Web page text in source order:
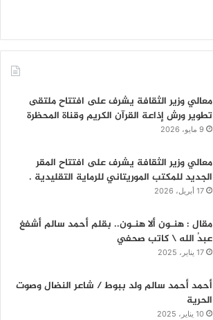
معالي وزير الثقافة يشرف على افتتاح ملتقى
تطوير ورش إذاعة القرآن الكريم وقناة المحظرة
9 مايو، 2026
معالي وزير الثقافة يشرف على افتتاح المقر
الجديد للمكتب الموريتاني للرماية التقليدية .
17 أبريل، 2026
مقال : هنـون ألا هنـون.. بقلم أحمد سالم أشفغ
عبدُ الله \ كاتب صحفي
17 يناير، 2025
أحمد أحمد سالم ولد ببوط / شاعر النضال وصوت
الحرية
10 يناير، 2025